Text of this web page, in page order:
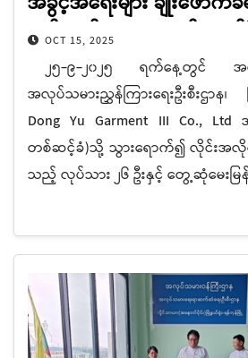
ပတ်သက်သော သတင်းထုတ်ပြ
OCT 15, 2025
၂၅-၉-၂၀၂၅ ရက်နေ့တွင် အလုပ်
အလုပ်သမားညွှန်ကြားရေးဦးစီးဌာန
Dong Yu Garment III Co.,
တစ်ဆင့်ခံ)သို့ သွားရောက်၍ လိုင်းအ
သည့် လုပ်သား ၂၆ ဦးနှင့် တွေ့ဆုံမေးမြန်